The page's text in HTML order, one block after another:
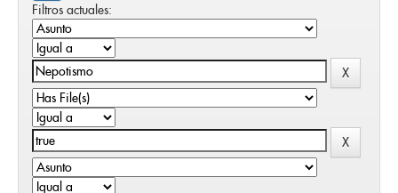
Filtros actuales: